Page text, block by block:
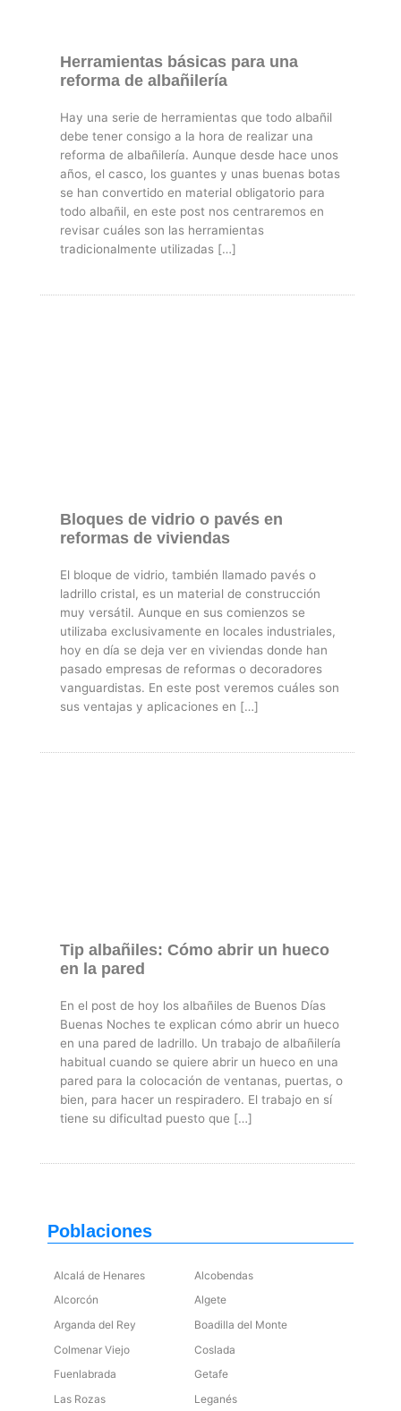
Herramientas básicas para una
reforma de albañilería
Hay una serie de herramientas que todo albañil
debe tener consigo a la hora de realizar una
reforma de albañilería. Aunque desde hace unos
años, el casco, los guantes y unas buenas botas
se han convertido en material obligatorio para
todo albañil, en este post nos centraremos en
revisar cuáles son las herramientas
tradicionalmente utilizadas […]
Bloques de vidrio o pavés en
reformas de viviendas
El bloque de vidrio, también llamado pavés o
ladrillo cristal, es un material de construcción
muy versátil. Aunque en sus comienzos se
utilizaba exclusivamente en locales industriales,
hoy en día se deja ver en viviendas donde han
pasado empresas de reformas o decoradores
vanguardistas. En este post veremos cuáles son
sus ventajas y aplicaciones en […]
Tip albañiles: Cómo abrir un hueco
en la pared
En el post de hoy los albañiles de Buenos Dí­as
Buenas Noches te explican cómo abrir un hueco
en una pared de ladrillo. Un trabajo de albañilería
habitual cuando se quiere abrir un hueco en una
pared para la colocación de ventanas, puertas, o
bien, para hacer un respiradero. El trabajo en sí
tiene su dificultad puesto que […]
Poblaciones
Alcalá de Henares
Alcobendas
Alcorcón
Algete
Arganda del Rey
Boadilla del Monte
Colmenar Viejo
Coslada
Fuenlabrada
Getafe
Las Rozas
Leganés